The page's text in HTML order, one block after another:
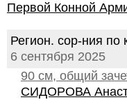
Первой Конной
Регион. сор-ния по
6 сентября 2025
90 см, общий
СИДОРОВА